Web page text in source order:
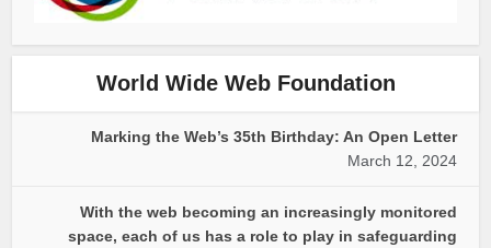
World Wide Web Foundation
Marking the Web’s 35th Birthday: An Open Letter
March 12, 2024
With the web becoming an increasingly monitored
space, each of us has a role to play in safeguarding